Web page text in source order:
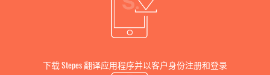
下载 Stepes 翻译应用程序并以客户身份注册和登录